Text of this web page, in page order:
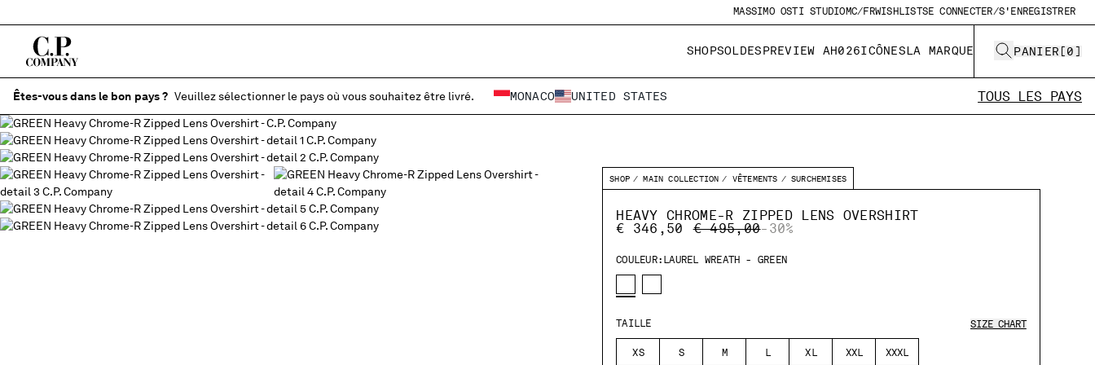
MASSIMO OSTI STUDIOMC/FRWISHLISTSE CONNECTER/S'ENREGISTRER
SHOPSOLDESPREVIEW AH026ICÔNESLA MARQUE PANIER [0]
Êtes-vous dans le bon pays ? Veuillez sélectionner le pays où vous souhaitez être livré. MONACO UNITED STATES TOUS LES PAYS
SHOP MAIN COLLECTION VÊTEMENTS SURCHEMISES
HEAVY CHROME-R ZIPPED LENS OVERSHIRT
€ 346,50
PRICE REDUCED FROM
€ 495,00TO
-30%
COULEUR: LAUREL WREATH - GREEN
TAILLE
XS S M L XL XXL XXXL
SIZE CHART